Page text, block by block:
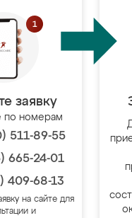
заявку
по номерам
511-89-55
665-24-01
409-68-13
на сайте для
и